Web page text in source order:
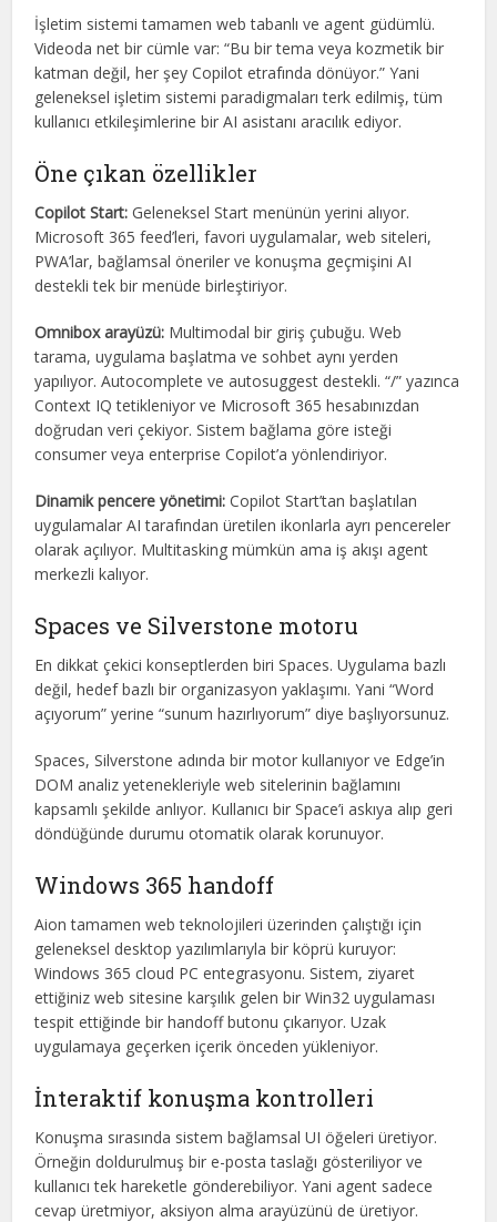
İşletim sistemi tamamen web tabanlı ve agent güdümlü.
Videoda net bir cümle var: “Bu bir tema veya kozmetik bir
katman değil, her şey Copilot etrafında dönüyor.” Yani
geleneksel işletim sistemi paradigmaları terk edilmiş, tüm
kullanıcı etkileşimlerine bir AI asistanı aracılık ediyor.
Öne çıkan özellikler
Copilot Start: Geleneksel Start menünün yerini alıyor.
Microsoft 365 feed’leri, favori uygulamalar, web siteleri,
PWA’lar, bağlamsal öneriler ve konuşma geçmişini AI
destekli tek bir menüde birleştiriyor.
Omnibox arayüzü: Multimodal bir giriş çubuğu. Web
tarama, uygulama başlatma ve sohbet aynı yerden
yapılıyor. Autocomplete ve autosuggest destekli. “/” yazınca
Context IQ tetikleniyor ve Microsoft 365 hesabınızdan
doğrudan veri çekiyor. Sistem bağlama göre isteği
consumer veya enterprise Copilot’a yönlendiriyor.
Dinamik pencere yönetimi: Copilot Start’tan başlatılan
uygulamalar AI tarafından üretilen ikonlarla ayrı pencereler
olarak açılıyor. Multitasking mümkün ama iş akışı agent
merkezli kalıyor.
Spaces ve Silverstone motoru
En dikkat çekici konseptlerden biri Spaces. Uygulama bazlı
değil, hedef bazlı bir organizasyon yaklaşımı. Yani “Word
açıyorum” yerine “sunum hazırlıyorum” diye başlıyorsunuz.
Spaces, Silverstone adında bir motor kullanıyor ve Edge’in
DOM analiz yetenekleriyle web sitelerinin bağlamını
kapsamlı şekilde anlıyor. Kullanıcı bir Space’i askıya alıp geri
döndüğünde durumu otomatik olarak korunuyor.
Windows 365 handoff
Aion tamamen web teknolojileri üzerinden çalıştığı için
geleneksel desktop yazılımlarıyla bir köprü kuruyor:
Windows 365 cloud PC entegrasyonu. Sistem, ziyaret
ettiğiniz web sitesine karşılık gelen bir Win32 uygulaması
tespit ettiğinde bir handoff butonu çıkarıyor. Uzak
uygulamaya geçerken içerik önceden yükleniyor.
İnteraktif konuşma kontrolleri
Konuşma sırasında sistem bağlamsal UI öğeleri üretiyor.
Örneğin doldurulmuş bir e-posta taslağı gösteriliyor ve
kullanıcı tek hareketle gönderebiliyor. Yani agent sadece
cevap üretmiyor, aksiyon alma arayüzünü de üretiyor.